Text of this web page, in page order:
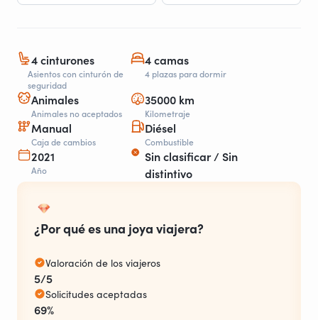
4 cinturones
Asientos con cinturón de
seguridad
4 camas
4 plazas para dormir
Animales
Animales no aceptados
35000 km
Kilometraje
Manual
Caja de cambios
Diésel
Combustible
2021
Año
Sin clasificar / Sin
distintivo
¿Por qué es una joya viajera?
Valoración de los viajeros
5/5
Solicitudes aceptadas
69%